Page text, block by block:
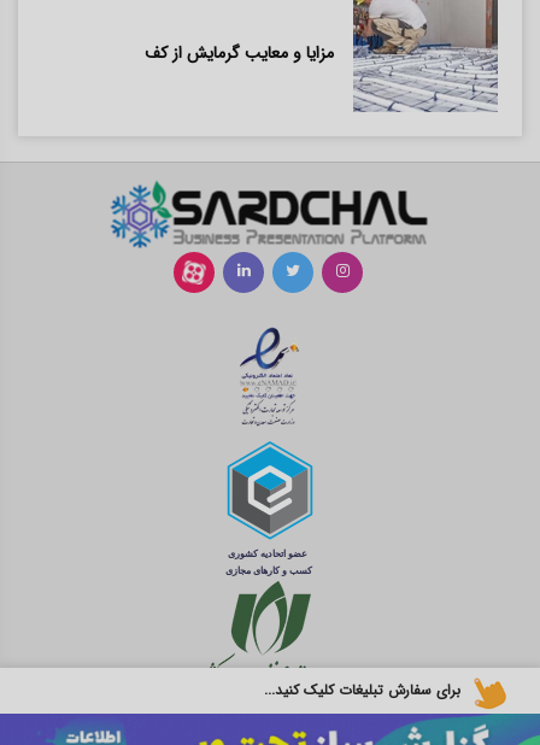
مزایا و معایب گرمایش از کف
برای سفارش تبلیغات کلیک کنید...